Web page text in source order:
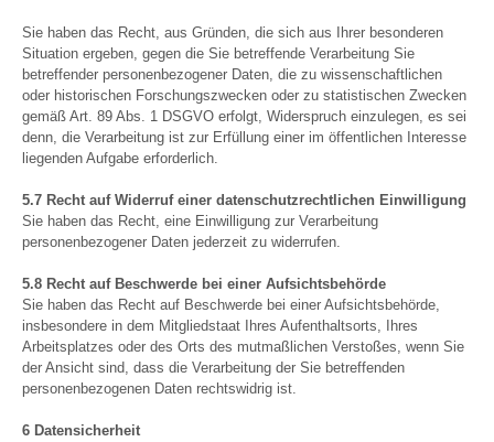
Sie haben das Recht, aus Gründen, die sich aus Ihrer besonderen
Situation ergeben, gegen die Sie betreffende Verarbeitung Sie
betreffender personenbezogener Daten, die zu wissenschaftlichen
oder historischen Forschungszwecken oder zu statistischen Zwecken
gemäß Art. 89 Abs. 1 DSGVO erfolgt, Widerspruch einzulegen, es sei
denn, die Verarbeitung ist zur Erfüllung einer im öffentlichen Interesse
liegenden Aufgabe erforderlich.
5.7 Recht auf Widerruf einer datenschutzrechtlichen Einwilligung
Sie haben das Recht, eine Einwilligung zur Verarbeitung
personenbezogener Daten jederzeit zu widerrufen.
5.8 Recht auf Beschwerde bei einer Aufsichtsbehörde
Sie haben das Recht auf Beschwerde bei einer Aufsichtsbehörde,
insbesondere in dem Mitgliedstaat Ihres Aufenthaltsorts, Ihres
Arbeitsplatzes oder des Orts des mutmaßlichen Verstoßes, wenn Sie
der Ansicht sind, dass die Verarbeitung der Sie betreffenden
personenbezogenen Daten rechtswidrig ist.
6 Datensicherheit